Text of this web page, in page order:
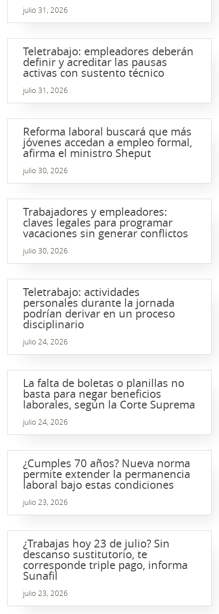
julio 31, 2026
Teletrabajo: empleadores deberán
definir y acreditar las pausas
activas con sustento técnico
julio 31, 2026
Reforma laboral buscará que más
jóvenes accedan a empleo formal,
afirma el ministro Sheput
julio 30, 2026
Trabajadores y empleadores:
claves legales para programar
vacaciones sin generar conflictos
julio 30, 2026
Teletrabajo: actividades
personales durante la jornada
podrían derivar en un proceso
disciplinario
julio 24, 2026
La falta de boletas o planillas no
basta para negar beneficios
laborales, según la Corte Suprema
julio 24, 2026
¿Cumples 70 años? Nueva norma
permite extender la permanencia
laboral bajo estas condiciones
julio 23, 2026
¿Trabajas hoy 23 de julio? Sin
descanso sustitutorio, te
corresponde triple pago, informa
Sunafil
julio 23, 2026